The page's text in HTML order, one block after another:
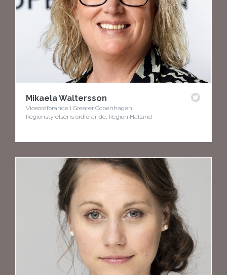
Mikaela Waltersson
Viceordförande i Greater Copenhagen
Regionstyrelsens ordförande, Region Halland